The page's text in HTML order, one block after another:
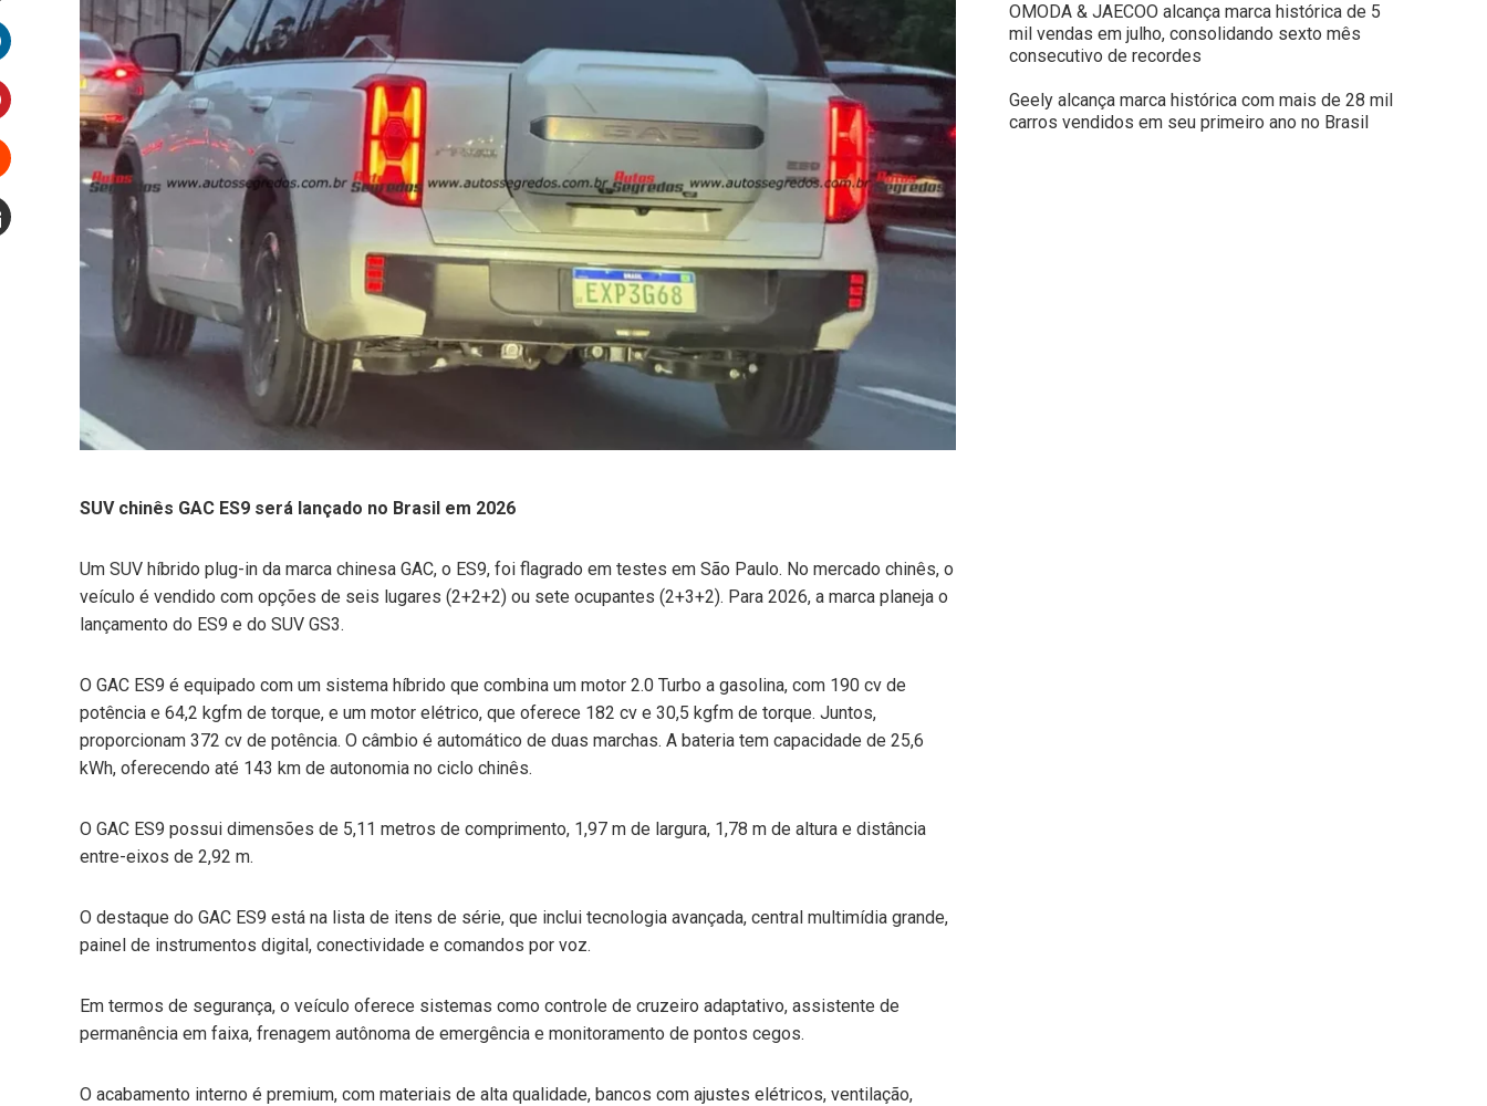
SUV chinês GAC ES9 será lançado no Brasil em 2026
Um SUV híbrido plug-in da marca chinesa GAC, o ES9, foi flagrado em testes em São Paulo. No mercado chinês, o
veículo é vendido com opções de seis lugares (2+2+2) ou sete ocupantes (2+3+2). Para 2026, a marca planeja o
lançamento do ES9 e do SUV GS3.
O GAC ES9 é equipado com um sistema híbrido que combina um motor 2.0 Turbo a gasolina, com 190 cv de
potência e 64,2 kgfm de torque, e um motor elétrico, que oferece 182 cv e 30,5 kgfm de torque. Juntos,
proporcionam 372 cv de potência. O câmbio é automático de duas marchas. A bateria tem capacidade de 25,6
kWh, oferecendo até 143 km de autonomia no ciclo chinês.
O GAC ES9 possui dimensões de 5,11 metros de comprimento, 1,97 m de largura, 1,78 m de altura e distância
entre-eixos de 2,92 m.
O destaque do GAC ES9 está na lista de itens de série, que inclui tecnologia avançada, central multimídia grande,
painel de instrumentos digital, conectividade e comandos por voz.
Em termos de segurança, o veículo oferece sistemas como controle de cruzeiro adaptativo, assistente de
permanência em faixa, frenagem autônoma de emergência e monitoramento de pontos cegos.
O acabamento interno é premium, com materiais de alta qualidade, bancos com ajustes elétricos, ventilação,
OMODA & JAECOO alcança marca histórica de 5
mil vendas em julho, consolidando sexto mês
consecutivo de recordes
Geely alcança marca histórica com mais de 28 mil
carros vendidos em seu primeiro ano no Brasil